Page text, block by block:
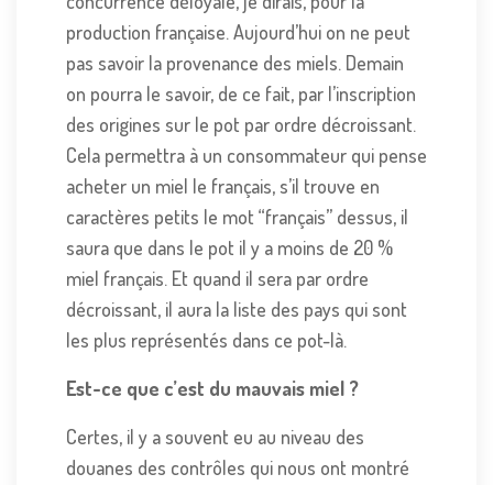
production française. Aujourd’hui on ne peut
pas savoir la provenance des miels. Demain
on pourra le savoir, de ce fait, par l’inscription
des origines sur le pot par ordre décroissant.
Cela permettra à un consommateur qui pense
acheter un miel le français, s’il trouve en
caractères petits le mot “français” dessus, il
saura que dans le pot il y a moins de 20 %
miel français. Et quand il sera par ordre
décroissant, il aura la liste des pays qui sont
les plus représentés dans ce pot-là.
Est-ce que c’est du mauvais miel ?
Certes, il y a souvent eu au niveau des
douanes des contrôles qui nous ont montré